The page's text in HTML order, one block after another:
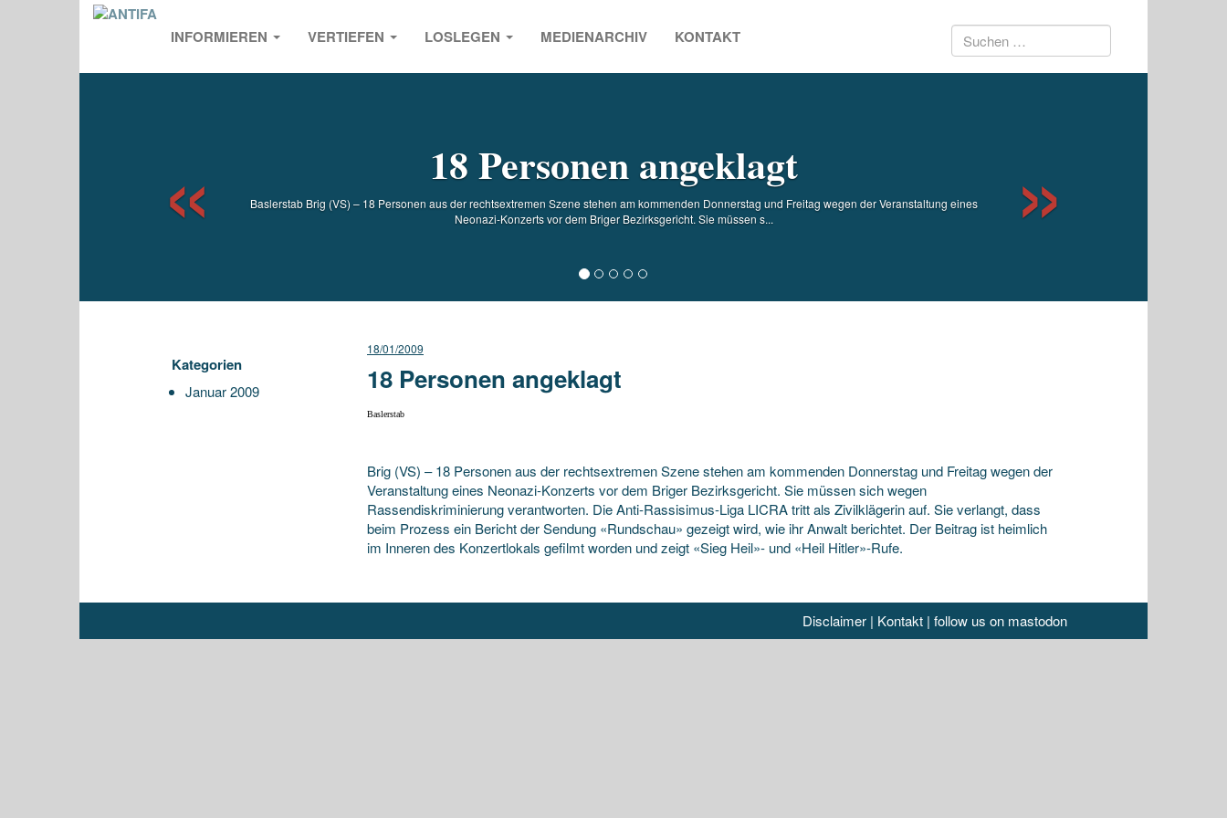
INFORMIEREN VERTIEFEN LOSLEGEN MEDIENARCHIV KONTAKT Suchen
18 Personen angeklagt
Baslerstab Brig (VS) – 18 Personen aus der rechtsextremen Szene stehen am kommenden Donnerstag und Freitag wegen der Veranstaltung eines
Neonazi-Konzerts vor dem Briger Bezirksgericht. Sie müssen s...
Kategorien
Januar 2009
18/01/2009
18 Personen angeklagt
Baslerstab
Brig (VS) – 18 Personen aus der rechtsextremen Szene stehen am kommenden Donnerstag und Freitag wegen der
Veranstaltung eines Neonazi-Konzerts vor dem Briger Bezirksgericht. Sie müssen sich wegen
Rassendiskriminierung verantworten. Die Anti-Rassisimus-Liga LICRA tritt als Zivilklägerin auf. Sie verlangt, dass
beim Prozess ein Bericht der Sendung «Rundschau» gezeigt wird, wie ihr Anwalt berichtet. Der Beitrag ist heimlich
im Inneren des Konzertlokals gefilmt worden und zeigt «Sieg Heil»- und «Heil Hitler»-Rufe.
Disclaimer| Kontakt| follow us on mastodon